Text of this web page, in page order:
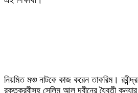
নিয়মিত মঞ্চ নাটকে কাজ করেন তাকরিম।
রক্তকরবীসহ সেলিম আল দ্বীনের যৈবতী